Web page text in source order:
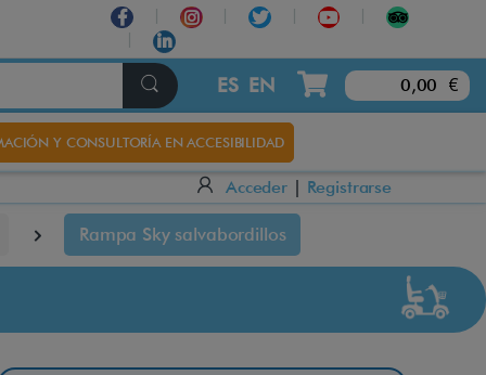
ES EN 0,00 €
Y CONSULTORÍA EN ACCESIBILIDAD
Acceder | Registrarse
Rampa Sky salvabordillos